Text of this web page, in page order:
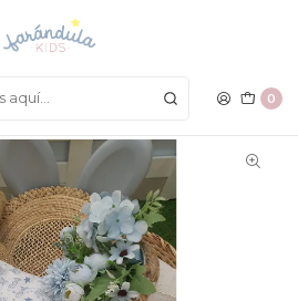
0
PRENDAS A UN SOLO CLICK